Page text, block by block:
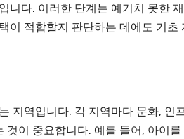
니다. 이러한 단계는 예기치 못한
이 적합할지 판단하는 데에도 기초
지역입니다. 각 지역마다 문화, 인
이 중요합니다. 예를 들어, 아이